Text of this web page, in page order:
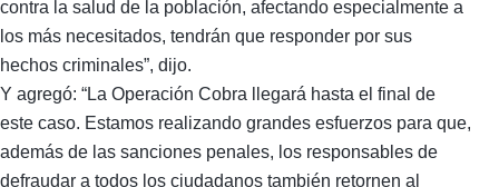
contra la salud de la población, afectando especialmente a
los más necesitados, tendrán que responder por sus
hechos criminales”, dijo.
Y agregó: “La Operación Cobra llegará hasta el final de
este caso. Estamos realizando grandes esfuerzos para que,
además de las sanciones penales, los responsables de
defraudar a todos los ciudadanos también retornen al